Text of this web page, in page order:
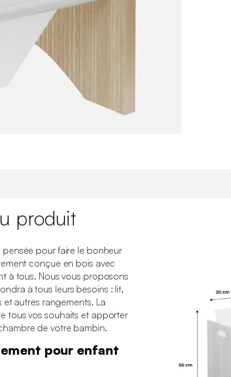
produit
pour faire le bonheur
conçue en bois avec
à tous. Nous vous proposons
à tous leurs besoins : lit,
autres rangements. La
tous vos souhaits et apporter
de votre bambin.
pour enfant